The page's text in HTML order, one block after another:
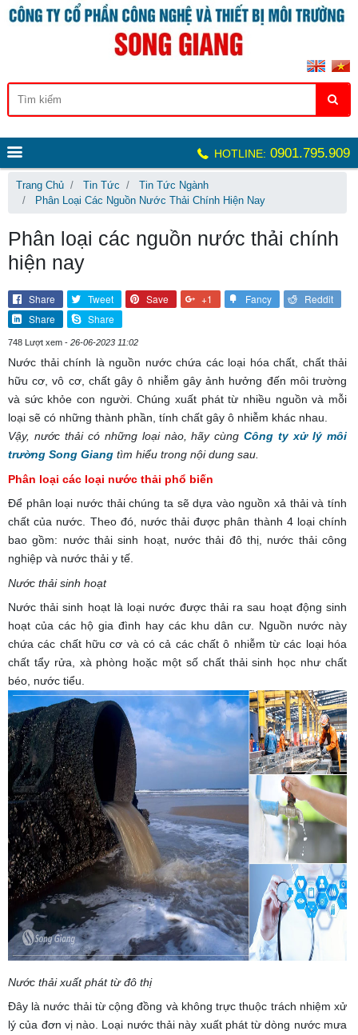
HOTLINE: 0901.795.909
Trang Chủ Tin Tức
Tin Tức Ngành
Phân Loại Các Nguồn Nước Thải Chính Hiện Nay
Phân loại các nguồn nước thải chính
hiện nay
Share Tweet Save +1 Fancy
Reddit
Share
Share
748 Lượt xem - 26-06-2023 11:02
Nước thải chính là nguồn nước chứa các loại hóa chất, chất thải
hữu cơ, vô cơ, chất gây ô nhiễm gây ảnh hưởng đến môi trường
và sức khỏe con người. Chúng xuất phát từ nhiều nguồn và mỗi
loại sẽ có những thành phần, tính chất gây ô nhiễm khác nhau.
Vậy, nước thải có những loại nào, hãy cùngCông ty xử lý môi
trường Song Giang tìm hiểu trong nội dung sau.
Phân loại các loại nước thải phổ biến
Để phân loại nước thải chúng ta sẽ dựa vào nguồn xả thải và tính
chất của nước. Theo đó, nước thải được phân thành 4 loại chính
bao gồm: nước thải sinh hoạt, nước thải đô thị, nước thải công
nghiệp và nước thải y tế.
Nước thải sinh hoạt
Nước thải sinh hoạt là loại nước được thải ra sau hoạt động sinh
hoạt của các hộ gia đình hay các khu dân cư. Nguồn nước này
chứa các chất hữu cơ và có cả các chất ô nhiễm từ các loại hóa
chất tẩy rửa, xà phòng hoặc một số chất thải sinh học như chất
béo, nước tiểu.
Nước thải xuất phát từ đô thị
Đây là nước thải từ cộng đồng và không trực thuộc trách nhiệm xử
lý của đơn vị nào. Loại nước thải này xuất phát từ dòng nước mưa